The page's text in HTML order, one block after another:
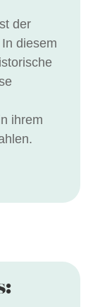
der
diesem
ihrem